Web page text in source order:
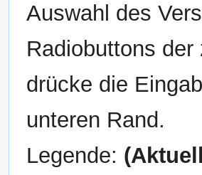
Auswahl des
Radiobuttons
drücke die
unteren Rand.
Legende: